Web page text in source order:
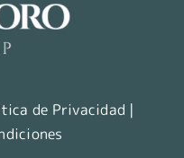
de Privacidad |